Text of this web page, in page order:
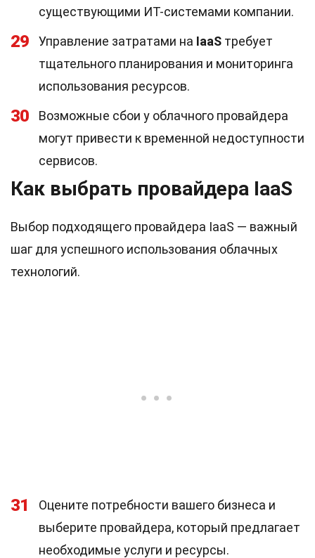
существующими ИТ-системами компании.
29 Управление затратами на IaaS требует
тщательного планирования и мониторинга
использования ресурсов.
30
Возможные сбои у облачного провайдера
могут привести к временной недоступности
сервисов.
Как выбрать провайдера IaaS
Выбор подходящего провайдера IaaS — важный
шаг для успешного использования облачных
технологий.
31
Оцените потребности вашего бизнеса и
выберите провайдера, который предлагает
необходимые услуги и ресурсы.